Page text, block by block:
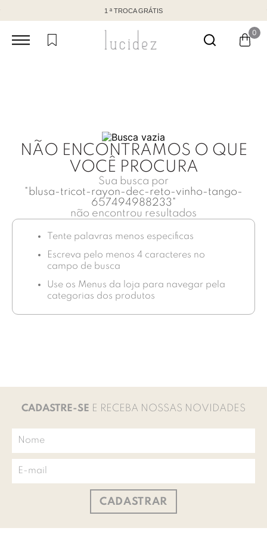
1 ª TROCA GRÁTIS
0
NÃO ENCONTRAMOS O QUE
VOCÊ PROCURA
Sua busca por
" blusa-tricot-rayon-dec-reto-vinho-tango-
657494988233 "
não encontrou resultados
Tente palavras menos especificas
Escreva pelo menos 4 caracteres no
campo de busca
Use os Menus da loja para navegar pela
categorias dos produtos
CADASTRE-SE E RECEBA NOSSAS NOVIDADES
CADASTRAR